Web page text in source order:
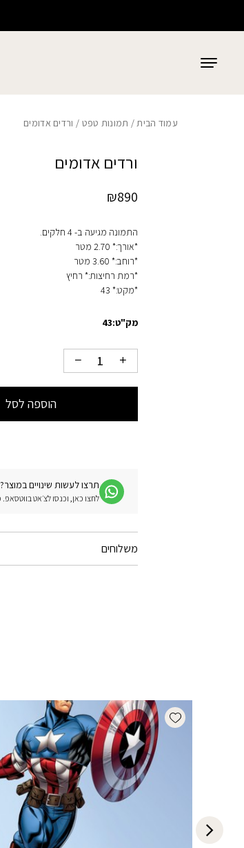
עמוד הבית/ תמונות טפט / ורדים אדומים
ורדים אדומים
₪890
התמונה מגיעה ב- 4 חלקים.
*אורך:* 2.70 מטר
*רוחב:* 3.60 מטר
*רמת רחיצות:* רחיץ
*מקט:* 43
מק"ט:43
הוספה לסל
תרצו לעשות שינויים במוצר?
לחצו כאן, וכנסו לצ׳אט
משלוחים
Add wishlist